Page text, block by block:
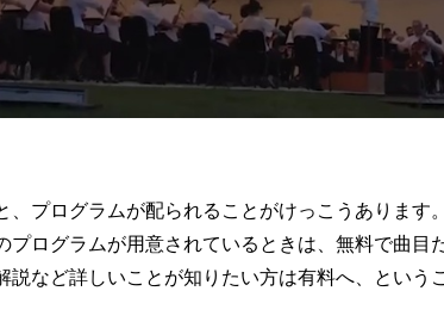
、プログラムが配られることがけっこうあります
プログラムが用意されているときは、無料で曲目
など詳しいことが知りたい方は有料へ、という